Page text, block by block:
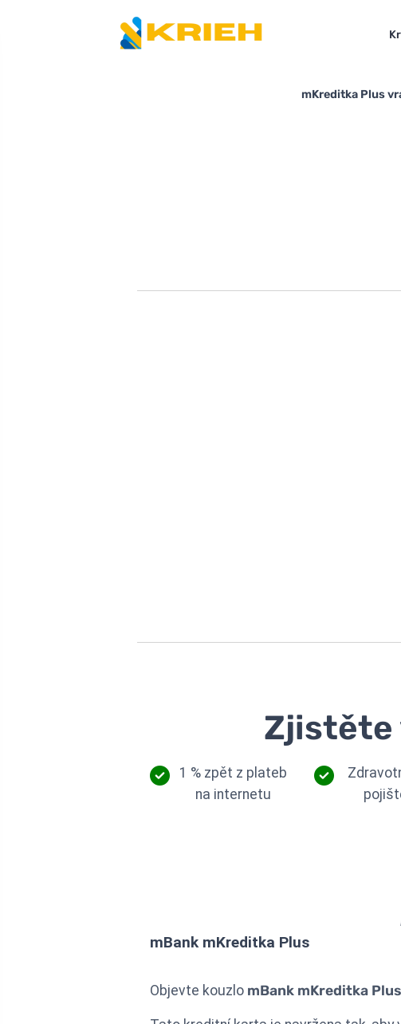
mKreditka Plus
Zjistěte
1 % zpět z plateb
na internetu
mBank mKreditka Plus
Objevte kouzlo mBank mKreditka Plus